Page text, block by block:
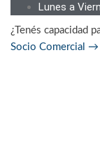
Lunes a
¿Tenés capacidad
Socio Comercial →